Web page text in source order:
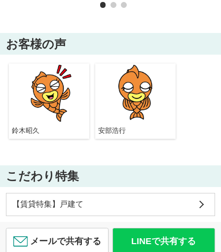
お客様の声
鈴木昭久 安部浩行
こだわり特集
【賃貸特集】戸建て
メールで共有する LINEで共有する